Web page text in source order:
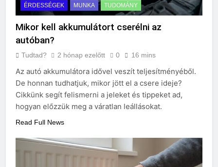
ÉRDESSÉGEK MUNKA TUDOMÁNY
Mikor kell akkumulátort cserélni az
autóban?
Tudtad? 2 hónap ezelőtt 0 16 mins
Az autó akkumulátora idővel veszít teljesítményéből.
De honnan tudhatjuk, mikor jött el a csere ideje?
Cikkünk segít felismerni a jeleket és tippeket ad,
hogyan előzzük meg a váratlan leállásokat.
Read Full News